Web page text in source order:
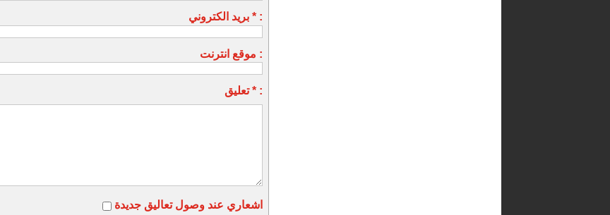
بريد الكتروني * :
موقع انترنت :
تعليق * :
اشعاري عند وصول تعاليق جديدة